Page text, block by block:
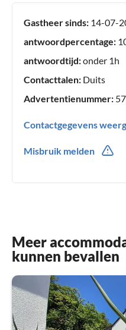
Gastheer sinds: 14-07-
antwoordpercentage:
antwoordtijd:onder 1h
Contacttalen: Duits
Advertentienummer:
Contactgegevens
Misbruik melden
Meer
kunnen bevallen